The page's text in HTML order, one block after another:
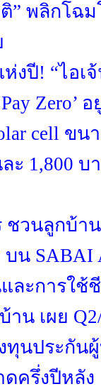
” พลิกโฉ
งปี! “ไอเ
Zero’
cell ขน
ะ 1,800
วนลูกบ้าน
บน
ละการใ
น เผย
ทุนประกัน
ครึ่งปีหลัง